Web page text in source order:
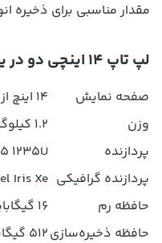
مقدار مناسبی برای ذخیره
لپ تاپ 14 اينچي دو در یک دل مدل Latitude 7430-B
صفحه نمایش
14 اینچ از نوع 1920×1080 پیکسل
وزن
1.2 کیلوگرم
پردازنده
1235U
پردازنده گرافیکی Iris Xe
حافظه رم
16 گیگابایت، DDR4 3200 مگاهرتز
حافظه ذخیره‌سازی512 گیگابایت از نوع SSD